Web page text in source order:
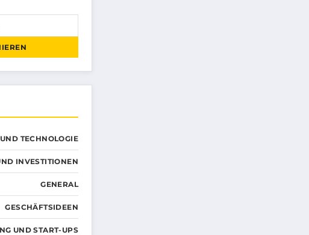
TECHNOLOGIE
INVESTITIONEN
GENERAL
GESCHÄFTSIDEEN
UND START-UPS